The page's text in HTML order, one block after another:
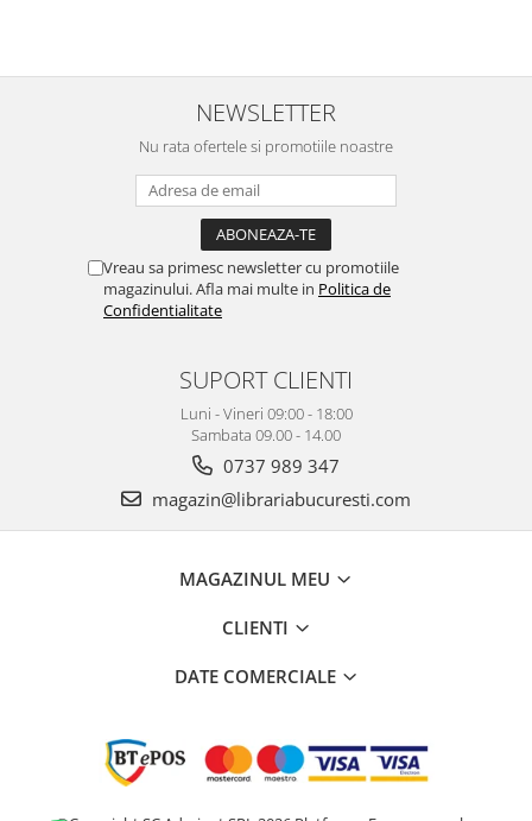
NEWSLETTER
Nu rata ofertele si promotiile noastre
Vreau sa primesc newsletter cu promotiile
magazinului. Afla mai multe in Politica de
Confidentialitate
SUPORT CLIENTI
Luni - Vineri 09:00 - 18:00
Sambata 09.00 - 14.00
0737 989 347
magazin@librariabucuresti.com
MAGAZINUL MEU
CLIENTI
DATE COMERCIALE